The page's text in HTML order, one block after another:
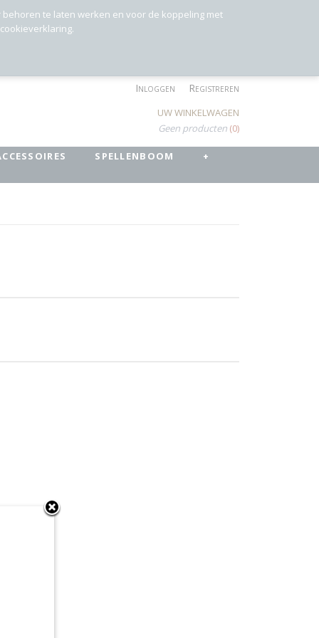
Inloggen Registreren
UW WINKELWAGEN
Geen producten (0)
SPELLENBOOM +
te laten werken en voor de koppeling met